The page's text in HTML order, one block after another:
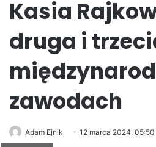
Kasia
druga i
zawodach
Adam Ejnik 12 marca 2024, 05:50